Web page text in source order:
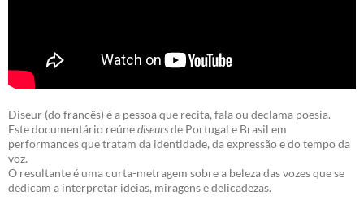
Diseur (do francês) é a pessoa que recita, fala ou declama poesia.
Este documentário reúnediseursde Portugal e Brasil em
performances que tratam da identidade, da expressão e do tempo da
voz.
O resultante é uma curta-metragem sobre a beleza das vozes que se
dedicam a interpretar ideias, miragens e delicadezas.